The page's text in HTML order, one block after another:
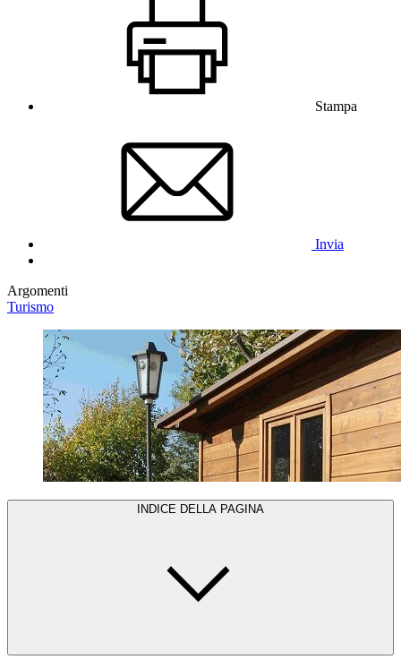
Stampa
Invia
Argomenti
Turismo
INDICE DELLA PAGINA